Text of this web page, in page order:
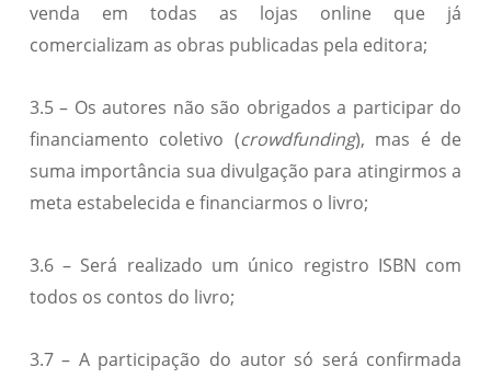
venda em todas as lojas online que já
comercializam as obras publicadas pela editora;
3.5 – Os autores não são obrigados a participar do
financiamento coletivo (crowdfunding), mas é de
suma importância sua divulgação para atingirmos a
meta estabelecida e financiarmos o livro;
3.6 – Será realizado um único registro ISBN com
todos os contos do livro;
3.7 – A participação do autor só será confirmada